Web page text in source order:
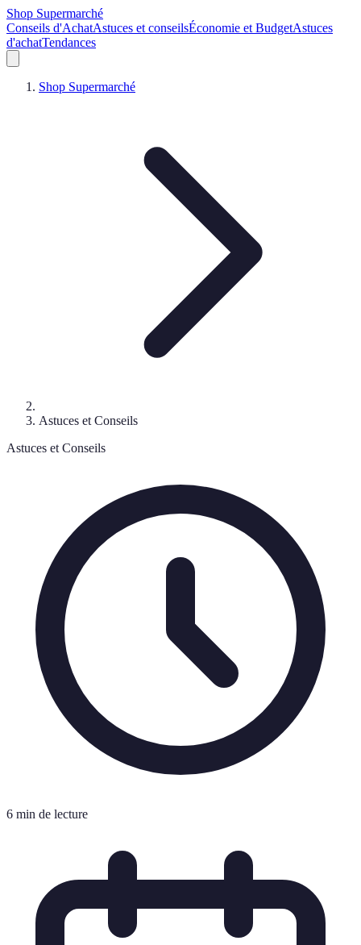
Shop Supermarché
Conseils d'AchatAstuces et conseilsÉconomie et BudgetAstuces
d'achatTendances
Shop Supermarché
Astuces et Conseils
Astuces et Conseils
6 min de lecture